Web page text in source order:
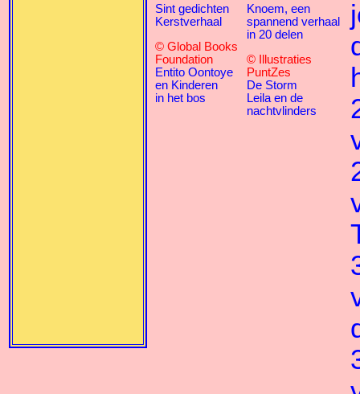
Sint gedichten
Kerstverhaal
© Global Books
Foundation
Entito Oontoye
en Kinderen
in het bos
Knoem, een
spannend verhaal
in 20 delen
© Illustraties
PuntZes
De Storm
Leila en de
nachtvlinders